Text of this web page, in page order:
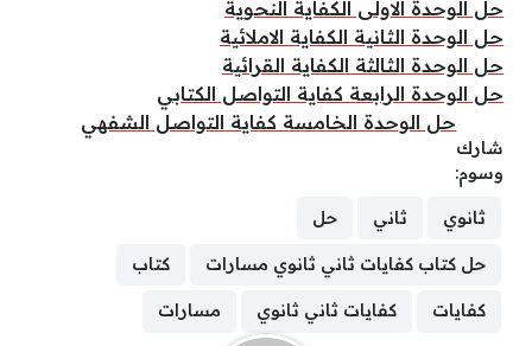
حل الوحدة الاولى الكفاية النحوية
حل الوحدة الثانية الكفاية الاملائية
حل الوحدة الثالثة الكفاية القرائية
حل الوحدة الرابعة كفاية التواصل الكتابي
حل الوحدة الخامسة كفاية التواصل الشفهي
شارك
وسوم:
ثانوي ثاني حل
حل كتاب كفايات ثاني ثانوي مسارات كتاب
كفايات كفايات ثاني ثانوي مسارات